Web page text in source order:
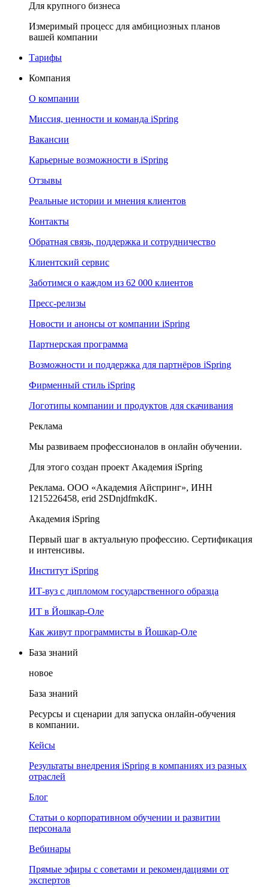
Для крупного бизнеса
Измеримый процесс для амбициозных планов
вашей компании
Тарифы
Компания
О компании
Миссия, ценности и команда iSpring
Вакансии
Карьерные возможности в iSpring
Отзывы
Реальные истории и мнения клиентов
Контакты
Обратная связь, поддержка и сотрудничество
Клиентский сервис
Заботимся о каждом из 62 000 клиентов
Пресс-релизы
Новости и анонсы от компании iSpring
Партнерская программа
Возможности и поддержка для партнёров iSpring
Фирменный стиль iSpring
Логотипы компании и продуктов для скачивания
Реклама
Мы развиваем профессионалов в онлайн обучении.
Для этого создан проект Академия iSpring
Реклама. ООО «Академия Айспринг», ИНН
1215226458, erid 2SDnjdfmkdK.
Академия iSpring
Первый шаг в актуальную профессию. Сертификация
и интенсивы.
Институт iSpring
ИТ-вуз с дипломом государственного образца
ИТ в Йошкар-Оле
Как живут программисты в Йошкар‑Оле
База знаний
новое
База знаний
Ресурсы и сценарии для запуска онлайн-обучения
в компании.
Кейсы
Результаты внедрения iSpring в компаниях из разных
отраслей
Блог
Статьи о корпоративном обучении и развитии
персонала
Вебинары
Прямые эфиры с советами и рекомендациями от
экспертов